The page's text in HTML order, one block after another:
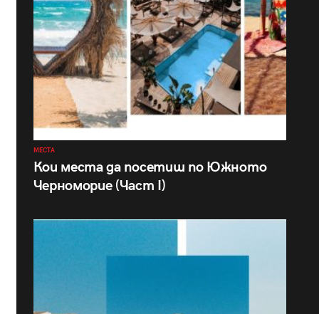
МЕСТА
Кои места да посетиш по Южното
Черноморие (Част I)